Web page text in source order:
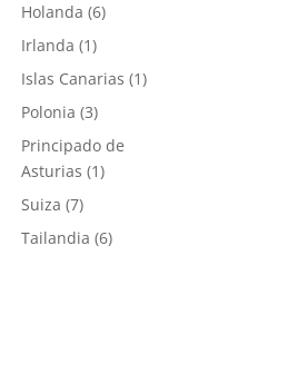
Holanda (6)
Irlanda (1)
Islas Canarias (1)
Polonia (3)
Principado de
Asturias (1)
Suiza (7)
Tailandia (6)